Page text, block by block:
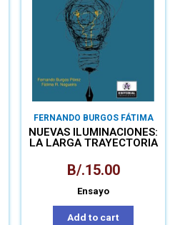
FERNANDO BURGOS FÁTIMA
NOGUEIRA
NUEVAS ILUMINACIONES:
LA LARGA TRAYECTORIA
LEVI
B/.15.00
Ensayo
Add to cart